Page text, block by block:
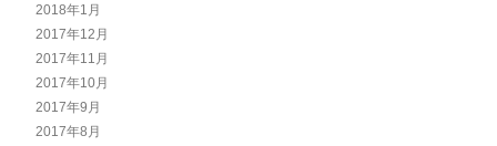
2018年1月
2017年12月
2017年11月
2017年10月
2017年9月
2017年8月